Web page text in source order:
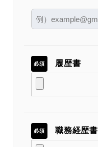
必須 履歴書
必須 職務経歴書